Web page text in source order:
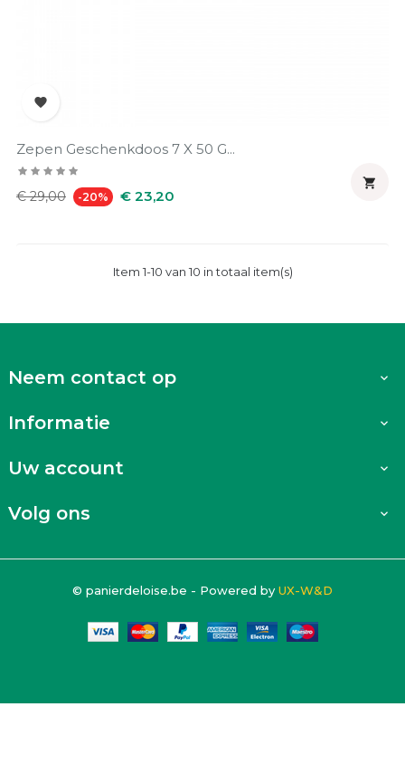

Zepen Geschenkdoos 7 X 50 G...
Normale
€ 29,00 -20% Prijs
€ 23,20

Item 1-10 van 10 in totaal item(s)
Neem contact op 
Informatie 
Uw account 
Volg ons 
© panierdeloise.be - Powered by UX-W&D